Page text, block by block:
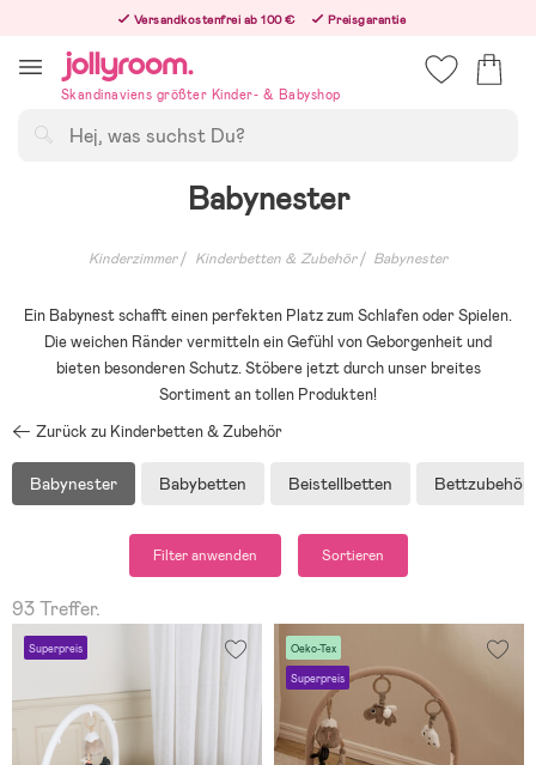
innehållet
Versandkostenfrei ab 100 €
Preisgarantie
Bestelle jetzt – wir versenden noch am selben Werktag!
Skandinaviens größter Kinder- & Babyshop
Babynester
Kinderzimmer Kinderbetten & Zubehör Babynester
Ein Babynest schafft einen perfekten Platz zum Schlafen oder Spielen.
Die weichen Ränder vermitteln ein Gefühl von Geborgenheit und
bieten besonderen Schutz. Stöbere jetzt durch unser breites
Sortiment an tollen Produkten!
Zurück zu Kinderbetten & Zubehör
Babynester Babybetten Beistellbetten Bettzubehör
Filter anwenden Sortieren
93 Treffer.
Superpreis Oeko-Tex
Superpreis